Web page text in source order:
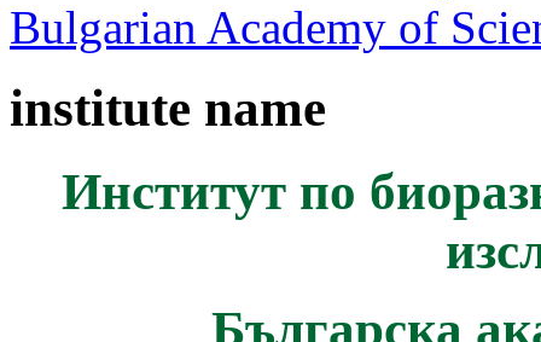
Bulgarian Academy of
institute name
Институт по
Българска